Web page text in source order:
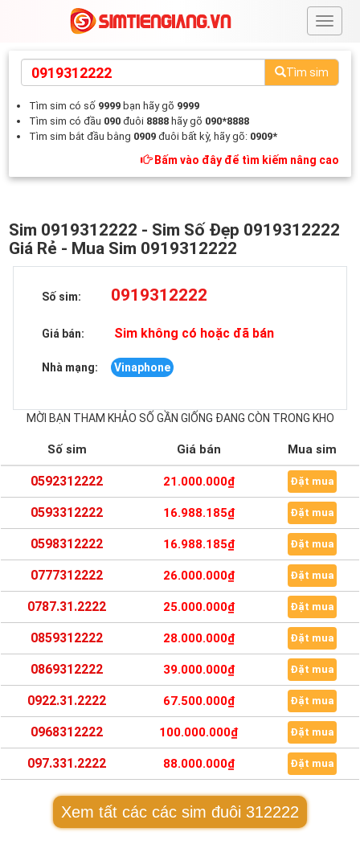
#
Tìm sim
Tìm sim có số 9999 bạn hãy gõ 9999
Tìm sim có đầu 090 đuôi 8888 hãy gõ 090*8888
Tìm sim bắt đầu bằng 0909 đuôi bất kỳ, hãy gõ: 0909*
Bấm vào đây để tìm kiếm nâng cao
Sim 0919312222 - Sim Số Đẹp 0919312222
Giá Rẻ - Mua Sim 0919312222
Số sim: 0919312222
Giá bán: Sim không có hoặc đã bán
Nhà mạng: Vinaphone
MỜI BẠN THAM KHẢO SỐ GẦN GIỐNG ĐANG CÒN TRONG KHO
Số sim Giá bán Mua sim
0592312222 21.000.000₫ Đặt mua
0593312222 16.988.185₫ Đặt mua
0598312222 16.988.185₫ Đặt mua
0777312222 26.000.000₫ Đặt mua
0787.31.2222 25.000.000₫ Đặt mua
0859312222 28.000.000₫ Đặt mua
0869312222 39.000.000₫ Đặt mua
0922.31.2222 67.500.000₫ Đặt mua
0968312222 100.000.000₫ Đặt mua
097.331.2222 88.000.000₫ Đặt mua
Xem tất các các sim đuôi 312222